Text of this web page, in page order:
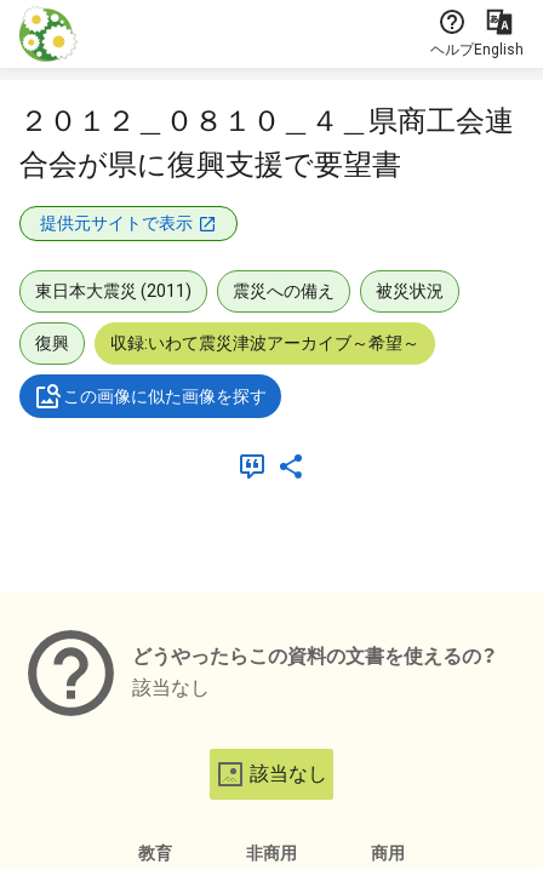
本文に飛ぶ
ヘルプEnglish
２０１２＿０８１０＿４＿県商工会連
合会が県に復興支援で要望書
提供元サイトで表示
東日本大震災 (2011) 震災への備え 被災状況
復興 収録:いわて震災津波アーカイブ～希望～
この画像に似た画像を探す
どうやったらこの資料の文書を使えるの？
該当なし
該当なし
教育 非商用 商用